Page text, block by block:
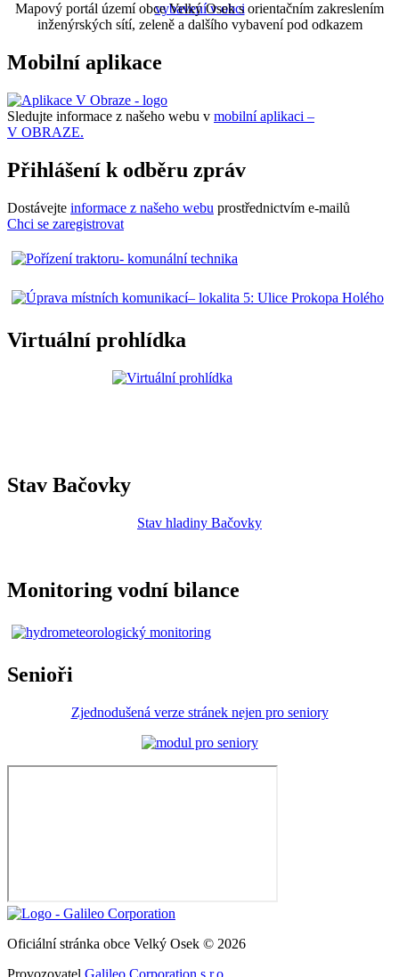
Mapový portál území obce Velký Osek s orientačním zakreslením
inženýrských sítí, zeleně a dalšího vybavení pod odkazem
Mobilní aplikace
Sledujte informace z našeho webu v mobilní aplikaci –
V OBRAZE.
Přihlášení k odběru zpráv
Dostávejte informace z našeho webu prostřednictvím e-mailů
Chci se zaregistrovat
Virtuální prohlídka
Stav Bačovky
Stav hladiny Bačovky
Monitoring vodní bilance
Senioři
Zjednodušená verze stránek nejen pro seniory
Oficiální stránka obce Velký Osek © 2026